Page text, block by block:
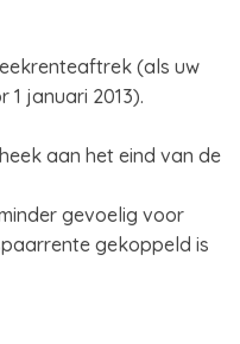
(als uw
januari 2013).
aan het eind van de
gevoelig voor
gekoppeld is